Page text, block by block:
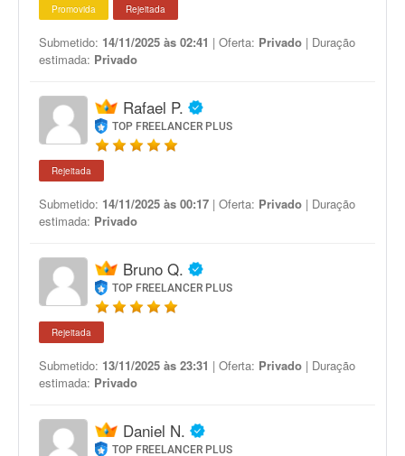
Promovida Rejeitada
Submetido: 14/11/2025 às 02:41 | Oferta: Privado | Duração
estimada: Privado
Rafael P.
TOP FREELANCER PLUS
Rejeitada
Submetido: 14/11/2025 às 00:17 | Oferta: Privado | Duração
estimada: Privado
Bruno Q.
TOP FREELANCER PLUS
Rejeitada
Submetido: 13/11/2025 às 23:31 | Oferta: Privado | Duração
estimada: Privado
Daniel N.
TOP FREELANCER PLUS